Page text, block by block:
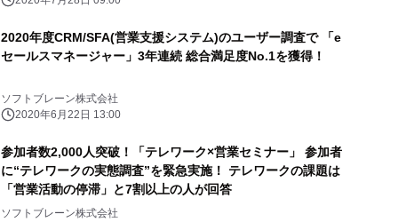
2020年度CRM/SFA(営業支援システム)のユーザー調査で 「e
セールスマネージャー」3年連続 総合満足度No.1を獲得！
ソフトブレーン株式会社
2020年6月22日 13:00
参加者数2,000人突破！「テレワーク×営業セミナー」 参加者
に“テレワークの実態調査”を緊急実施！ テレワークの課題は
「営業活動の停滞」と7割以上の人が回答
ソフトブレーン株式会社